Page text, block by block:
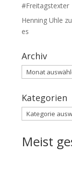
#Freitagstexter
Henning Uhle zu
es
Archiv
Archiv
Kategorien
Kategorien
Meist